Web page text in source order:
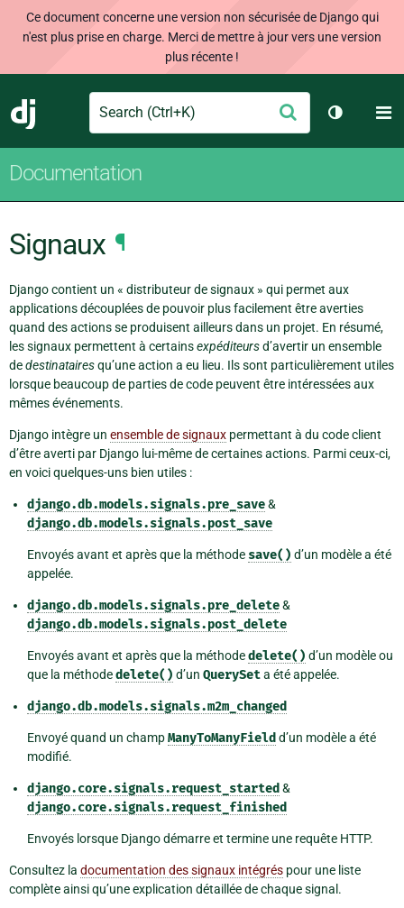
Ce document concerne une version non sécurisée de Django qui
n'est plus prise en charge. Merci de mettre à jour vers une version
plus récente !
Django
Search Envoyer
Changer
Documentation
Signaux ¶
Django contient un « distributeur de signaux » qui permet aux
applications découplées de pouvoir plus facilement être averties
quand des actions se produisent ailleurs dans un projet. En résumé,
les signaux permettent à certainsexpéditeursd’avertir un ensemble
dedestinatairesqu’une action a eu lieu. Ils sont particulièrement utiles
lorsque beaucoup de parties de code peuvent être intéressées aux
mêmes événements.
Django intègre un ensemble de signaux permettant à du code client
d’être averti par Django lui-même de certaines actions. Parmi ceux-ci,
en voici quelques-uns bien utiles :
django.db.models.signals.pre_save&
django.db.models.signals.post_save
Envoyés avant et après que la méthode save() d’un modèle a été
appelée.
django.db.models.signals.pre_delete&
django.db.models.signals.post_delete
Envoyés avant et après que la méthodedelete() d’un modèle ou
que la méthodedelete() d’un QuerySeta été appelée.
django.db.models.signals.m2m_changed
Envoyé quand un champManyToManyField d’un modèle a été
modifié.
django.core.signals.request_started &
django.core.signals.request_finished
Envoyés lorsque Django démarre et termine une requête HTTP.
Consultez la documentation des signaux intégrés pour une liste
complète ainsi qu’une explication détaillée de chaque signal.